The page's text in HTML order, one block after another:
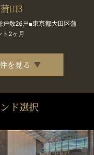
田3
戸数26戸■東京都大田区蒲
2ヶ月
を見る
ド選択